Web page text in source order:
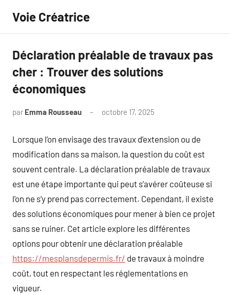
contenu
Voie Créatrice
Déclaration préalable de travaux pas
cher : Trouver des solutions
économiques
par Emma Rousseau octobre 17, 2025
Lorsque l’on envisage des travaux d’extension ou de
modification dans sa maison, la question du coût est
souvent centrale. La déclaration préalable de travaux
est une étape importante qui peut s’avérer coûteuse si
l’on ne s’y prend pas correctement. Cependant, il existe
des solutions économiques pour mener à bien ce projet
sans se ruiner. Cet article explore les différentes
options pour obtenir une déclaration préalable
https://mesplansdepermis.fr/ de travaux à moindre
coût, tout en respectant les réglementations en
vigueur.